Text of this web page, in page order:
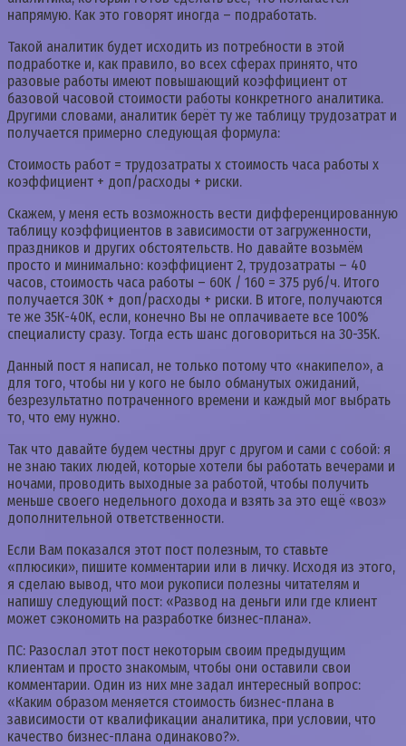
напрямую. Как это говорят иногда – подработать.
Такой аналитик будет исходить из потребности в этой
подработке и, как правило, во всех сферах принято, что
разовые работы имеют повышающий коэффициент от
базовой часовой стоимости работы конкретного аналитика.
Другими словами, аналитик берёт ту же таблицу трудозатрат и
получается примерно следующая формула:
Стоимость работ = трудозатраты х стоимость часа работы х
коэффициент + доп/расходы + риски.
Скажем, у меня есть возможность вести дифференцированную
таблицу коэффициентов в зависимости от загруженности,
праздников и других обстоятельств. Но давайте возьмём
просто и минимально: коэффициент 2, трудозатраты – 40
часов, стоимость часа работы – 60К / 160 = 375 руб/ч. Итого
получается 30К + доп/расходы + риски. В итоге, получаются
те же 35К-40К, если, конечно Вы не оплачиваете все 100%
специалисту сразу. Тогда есть шанс договориться на 30-35К.
Данный пост я написал, не только потому что «накипело», а
для того, чтобы ни у кого не было обманутых ожиданий,
безрезультатно потраченного времени и каждый мог выбрать
то, что ему нужно.
Так что давайте будем честны друг с другом и сами с собой: я
не знаю таких людей, которые хотели бы работать вечерами и
ночами, проводить выходные за работой, чтобы получить
меньше своего недельного дохода и взять за это ещё «воз»
дополнительной ответственности.
Если Вам показался этот пост полезным, то ставьте
«плюсики», пишите комментарии или в личку. Исходя из этого,
я сделаю вывод, что мои рукописи полезны читателям и
напишу следующий пост: «Развод на деньги или где клиент
может сэкономить на разработке бизнес-плана».
ПС: Разослал этот пост некоторым своим предыдущим
клиентам и просто знакомым, чтобы они оставили свои
комментарии. Один из них мне задал интересный вопрос:
«Каким образом меняется стоимость бизнес-плана в
зависимости от квалификации аналитика, при условии, что
качество бизнес-плана одинаково?».